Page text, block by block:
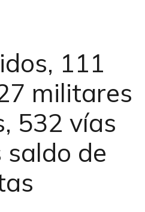
111
militares
532 vías
de